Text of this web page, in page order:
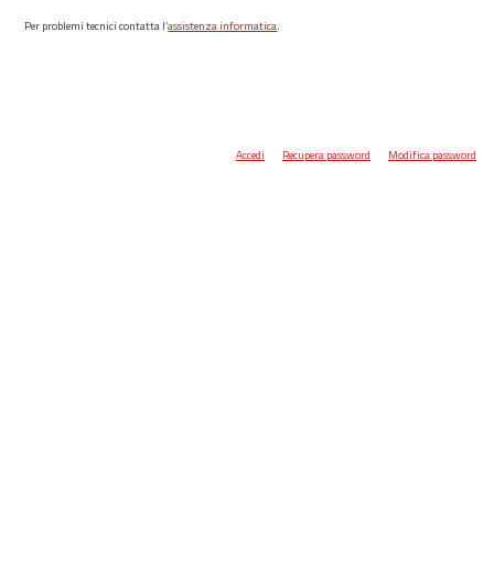
Per problemi tecnici contatta l’assistenza informatica.
Accedi Recupera password Modifica password